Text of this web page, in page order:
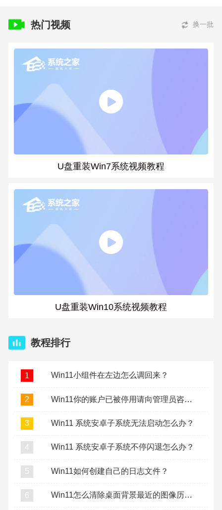
热门视频 换一批
U盘重装Win7系统视频教程
U盘重装Win10系统视频教程
教程排行
1 Win11小组件在左边怎么调回来？
2 Win11你的账户已被停用请向管理员咨询怎么办？
3 Win11 系统安卓子系统无法启动怎么办？
4 Win11 系统安卓子系统不停闪退怎么办？
5 Win11如何创建自己的日志文件？
6 Win11怎么清除桌面背景最近的图像历史记录？